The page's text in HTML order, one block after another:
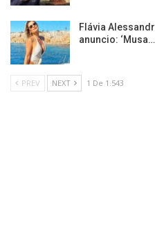
Flávia
anuncio: ‘Musa…
PREV NEXT 1 De 1.543